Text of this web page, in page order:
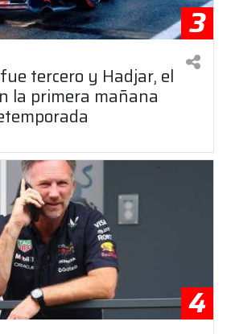
3
tercero y Hadjar, el
la primera mañana
4